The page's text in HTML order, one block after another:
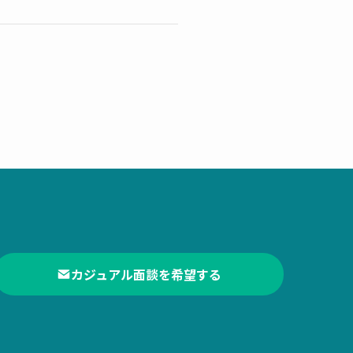
カジュアル面談を希望する